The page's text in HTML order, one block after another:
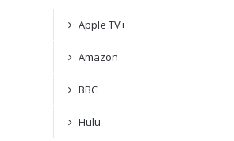
Apple TV+
Amazon
BBC
Hulu